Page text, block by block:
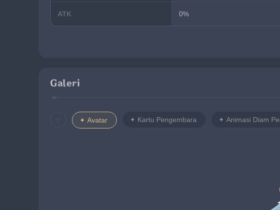
ATK 0%
Galeri
Avatar Kartu Pengembara